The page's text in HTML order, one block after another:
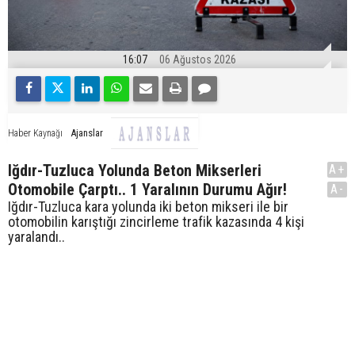
16:07 06 Ağustos 2026
Haber Kaynağı Ajanslar
Iğdır-Tuzluca Yolunda Beton Mikserleri
Otomobile Çarptı.. 1 Yaralının Durumu Ağır!
Iğdır-Tuzluca kara yolunda iki beton mikseri ile bir
otomobilin karıştığı zincirleme trafik kazasında 4 kişi
yaralandı..
A+
A-